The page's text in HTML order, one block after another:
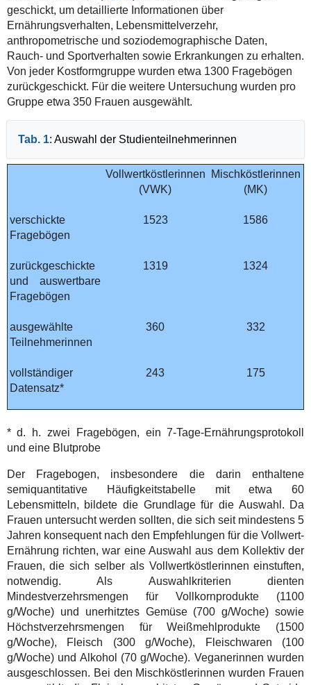
geschickt, um detaillierte Informationen über
Ernährungsverhalten, Lebensmittelverzehr,
anthropometrische und soziodemographische Daten,
Rauch- und Sportverhalten sowie Erkrankungen zu erhalten.
Von jeder Kostformgruppe wurden etwa 1300 Fragebögen
zurückgeschickt. Für die weitere Untersuchung wurden pro
Gruppe etwa 350 Frauen ausgewählt.
Tab. 1: Auswahl der Studienteilnehmerinnen
Vollwertköstlerinnen
(VWK)
Mischköstlerinnen
(MK)
verschickte
Fragebögen
1523 1586
zurückgeschickte
und auswertbare
Fragebögen
1319 1324
ausgewählte
Teilnehmerinnen
360 332
vollständiger
Datensatz*
243 175
* d. h. zwei Fragebögen, ein 7-Tage-Ernährungsprotokoll
und eine Blutprobe
Der Fragebogen, insbesondere die darin enthaltene
semiquantitative Häufigkeitstabelle mit etwa 60
Lebensmitteln, bildete die Grundlage für die Auswahl. Da
Frauen untersucht werden sollten, die sich seit mindestens 5
Jahren konsequent nach den Empfehlungen für die Vollwert-
Ernährung richten, war eine Auswahl aus dem Kollektiv der
Frauen, die sich selber als Vollwertköstlerinnen einstuften,
notwendig. Als Auswahlkriterien dienten
Mindestverzehrsmengen für Vollkornprodukte (1100
g/Woche) und unerhitztes Gemüse (700 g/Woche) sowie
Höchstverzehrsmengen für Weißmehlprodukte (1500
g/Woche), Fleisch (300 g/Woche), Fleischwaren (100
g/Woche) und Alkohol (70 g/Woche). Veganerinnen wurden
ausgeschlossen. Bei den Mischköstlerinnen wurden Frauen